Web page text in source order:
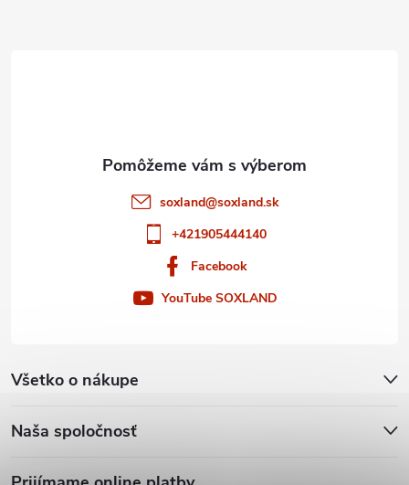
soxland@soxland.sk
+421905444140
Facebook
YouTube SOXLAND
Všetko o nákupe
Naša spoločnosť